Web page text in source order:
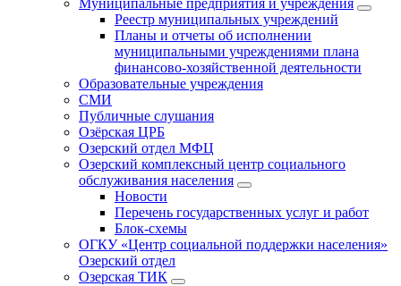
Реестр муниципальных учреждений
Планы и отчеты об исполнении
муниципальными учреждениями плана
финансово-хозяйственной деятельности
Образовательные учреждения
СМИ
Публичные слушания
Озёрская ЦРБ
Озерский отдел МФЦ
Озерский комплексный центр социального
обслуживания населения
Новости
Перечень государственных услуг и работ
Блок-схемы
ОГКУ «Центр социальной поддержки населения»
Озерский отдел
Озерская ТИК